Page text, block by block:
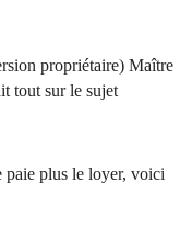
propriétaire) Maître
tout sur le sujet
paie plus le loyer, voici